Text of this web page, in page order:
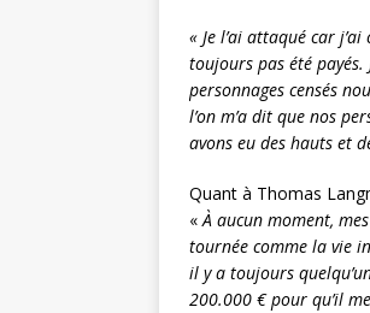
« Je l’ai attaqué car
toujours pas été
personnages censés
l’on m’a dit que nos
avons eu des hauts et
Quant à Thomas
«À aucun moment,
tournée comme la vie
il y a toujours
200.000 € pour qu’il